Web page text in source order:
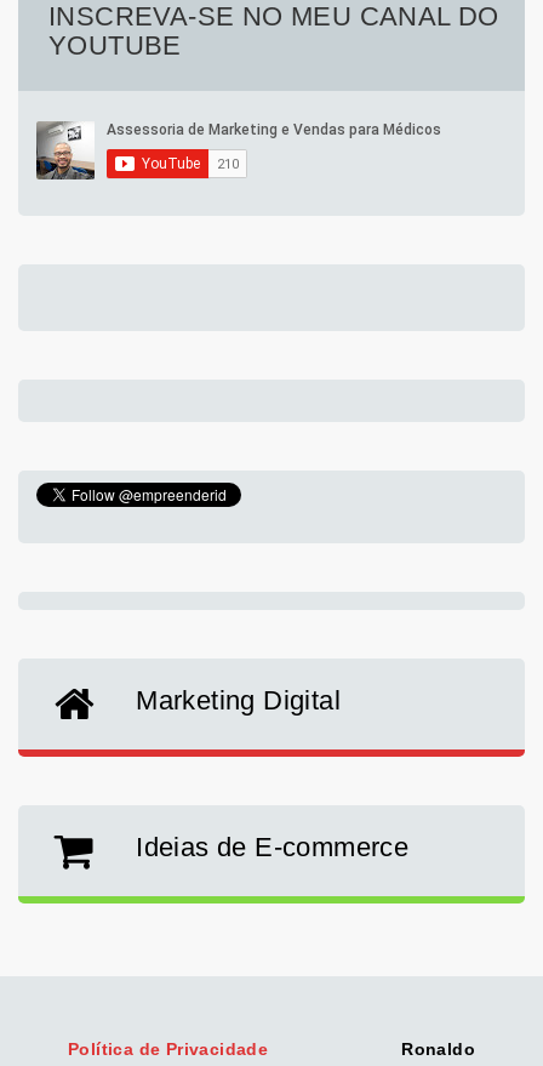
INSCREVA-SE NO MEU CANAL DO
YOUTUBE
Marketing Digital
Ideias de E-commerce
Política de Privacidade
Ronaldo